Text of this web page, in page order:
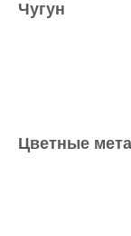
Чугун
Цветные